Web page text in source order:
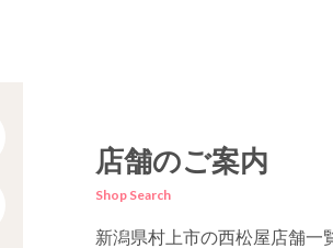
店舗のご案内
Shop Search
新潟県村上市の西松屋店舗一